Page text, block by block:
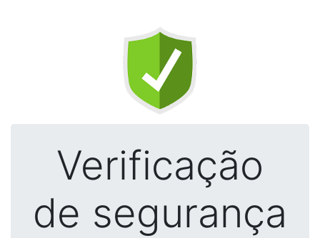
Verificação
de segurança